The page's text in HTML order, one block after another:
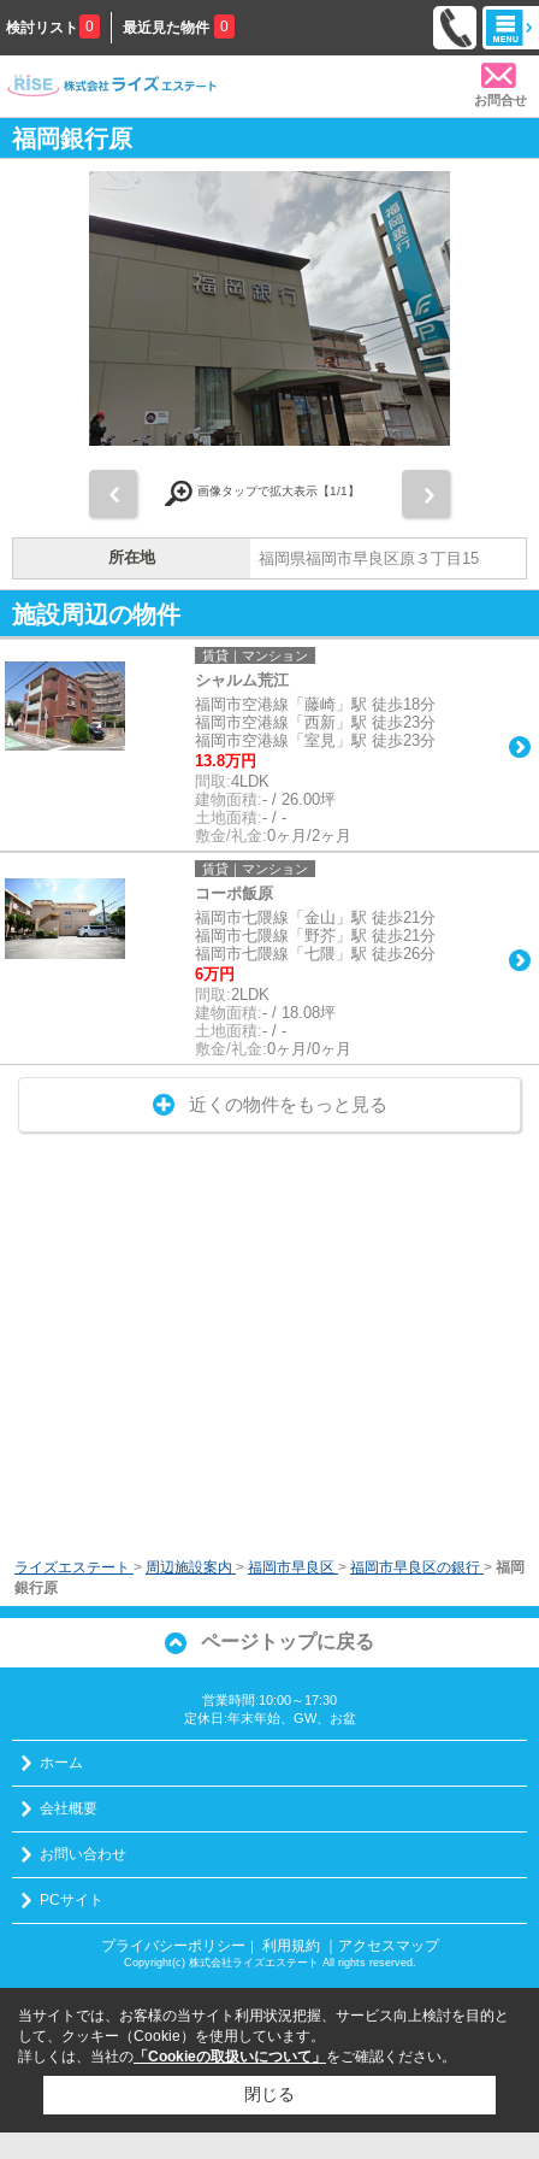
検討リスト 0 最近見た物件 0
お問合せ
福岡銀行原
画像タップで拡大表示【1/1】
所在地 福岡県福岡市早良区原３丁目15
施設周辺の物件
賃貸｜マンション
シャルム荒江
福岡市空港線「藤崎」駅 徒歩18分
福岡市空港線「西新」駅 徒歩23分
福岡市空港線「室見」駅 徒歩23分
13.8万円
間取:4LDK
建物面積:- / 26.00坪
土地面積:- / -
敷金/礼金:0ヶ月/2ヶ月
賃貸｜マンション
コーポ飯原
福岡市七隈線「金山」駅 徒歩21分
福岡市七隈線「野芥」駅 徒歩21分
福岡市七隈線「七隈」駅 徒歩26分
6万円
間取:2LDK
建物面積:- / 18.08坪
土地面積:- / -
敷金/礼金:0ヶ月/0ヶ月
近くの物件をもっと見る
ライズエステート > 周辺施設案内 > 福岡市早良区 > 福岡市早良区の銀行 > 福岡
銀行原
ページトップに戻る
営業時間:10:00～17:30
定休日:年末年始、GW、お盆
ホーム
会社概要
お問い合わせ
PCサイト
プライバシーポリシー ｜ 利用規約 ｜アクセスマップ
Copyright(c) 株式会社ライズエステート All rights reserved.
当サイトでは、お客様の当サイト利用状況把握、サービス向上検討を目的と
して、クッキー（Cookie）を使用しています。
詳しくは、当社の 「Cookieの取扱いについて」 をご確認ください。
閉じる